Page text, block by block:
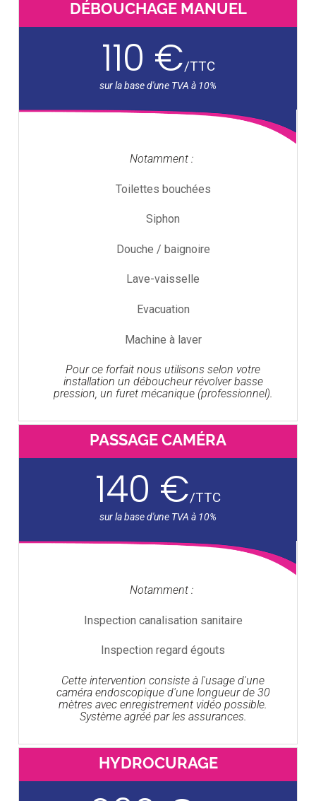
DÉBOUCHAGE MANUEL
110 €/TTC
Notamment :
Toilettes bouchées
Siphon
Douche / baignoire
Lave-vaisselle
Evacuation
Machine à laver
Pour ce forfait nous utilisons selon votre
installation un déboucheur révolver basse
pression, un furet mécanique (professionnel).
PASSAGE CAMÉRA
140 €/TTC
Notamment :
Inspection canalisation sanitaire
Inspection regard égouts
Cette intervention consiste à l'usage d'une
caméra endoscopique d'une longueur de 30
mètres avec enregistrement vidéo possible.
Système agréé par les assurances.
HYDROCURAGE